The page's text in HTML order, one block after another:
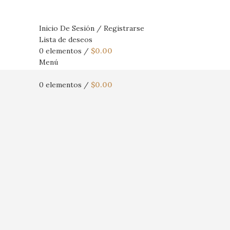
Inicio De Sesión / Registrarse
Lista de deseos
0 elementos / $0.00
Menú
0 elementos / $0.00